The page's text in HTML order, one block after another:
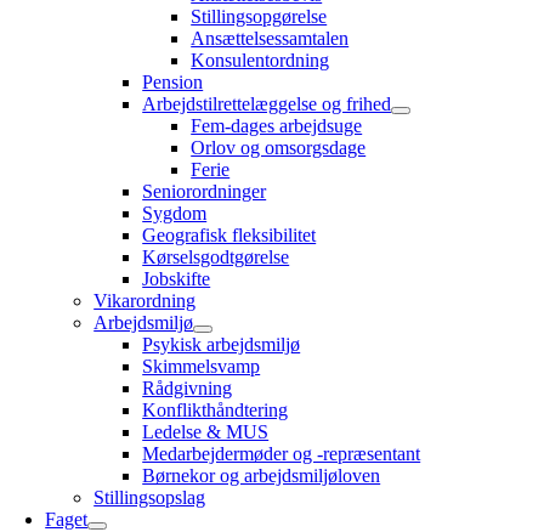
Stillingsopgørelse
Ansættelsessamtalen
Konsulentordning
Pension
Arbejdstilrettelæggelse og frihed
Fem-dages arbejdsuge
Orlov og omsorgsdage
Ferie
Seniorordninger
Sygdom
Geografisk fleksibilitet
Kørselsgodtgørelse
Jobskifte
Vikarordning
Arbejdsmiljø
Psykisk arbejdsmiljø
Skimmelsvamp
Rådgivning
Konflikthåndtering
Ledelse & MUS
Medarbejdermøder og -repræsentant
Børnekor og arbejdsmiljøloven
Stillingsopslag
Faget